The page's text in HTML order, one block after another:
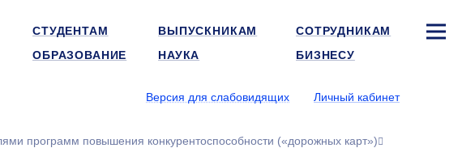
СТУДЕНТАМ ВЫПУСКНИКАМ
СОТРУДНИКАМ
ОБРАЗОВАНИЕ НАУКА БИЗНЕСУ
Версия для слабовидящих Личный кабинет
программ повышения конкурентоспособности («дорожных карт»)